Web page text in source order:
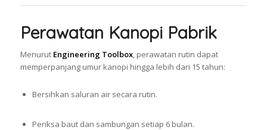
Perawatan Kanopi Pabrik
Menurut Engineering Toolbox, perawatan rutin dapat
memperpanjang umur kanopi hingga lebih dari 15 tahun:
Bersihkan saluran air secara rutin.
Periksa baut dan sambungan setiap 6 bulan.